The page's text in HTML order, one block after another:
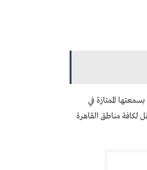
الممتازة في
لكافة مناطق القاهرة